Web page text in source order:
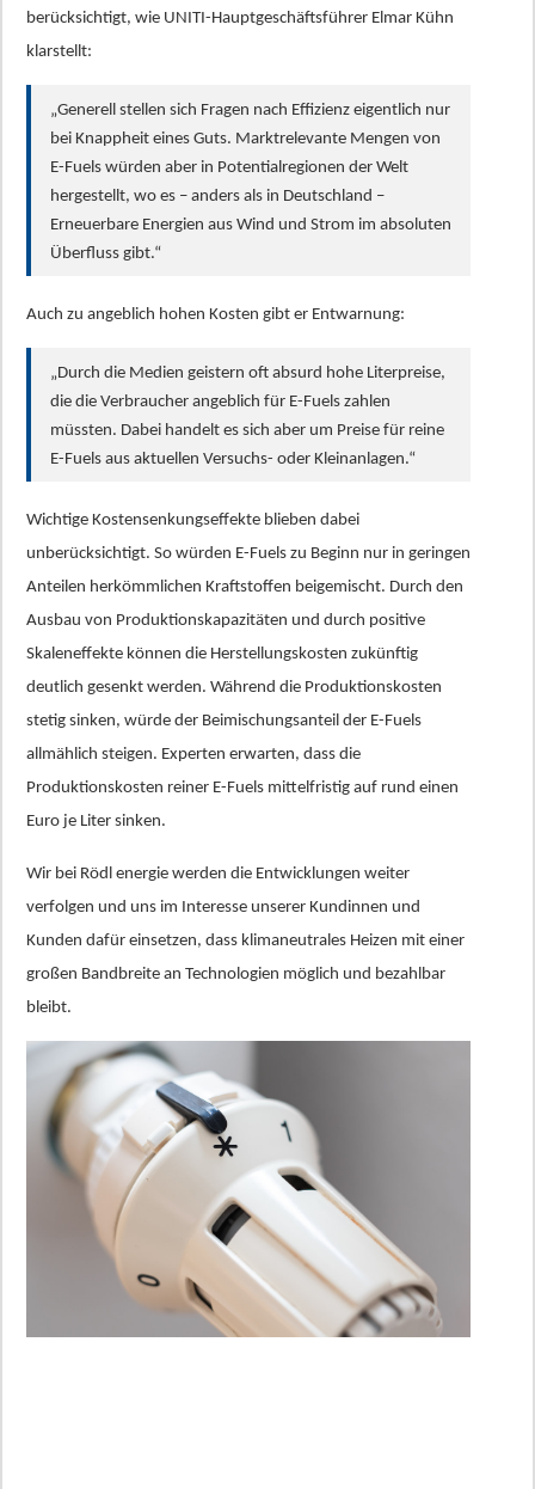
berücksichtigt, wie UNITI-Hauptgeschäftsführer Elmar Kühn
klarstellt:
„Generell stellen sich Fragen nach Effizienz eigentlich nur
bei Knappheit eines Guts. Marktrelevante Mengen von
E-Fuels würden aber in Potentialregionen der Welt
hergestellt, wo es – anders als in Deutschland –
Erneuerbare Energien aus Wind und Strom im absoluten
Überfluss gibt.“
Auch zu angeblich hohen Kosten gibt er Entwarnung:
„Durch die Medien geistern oft absurd hohe Literpreise,
die die Verbraucher angeblich für E-Fuels zahlen
müssten. Dabei handelt es sich aber um Preise für reine
E-Fuels aus aktuellen Versuchs- oder Kleinanlagen.“
Wichtige Kostensenkungseffekte blieben dabei
unberücksichtigt. So würden E-Fuels zu Beginn nur in geringen
Anteilen herkömmlichen Kraftstoffen beigemischt. Durch den
Ausbau von Produktionskapazitäten und durch positive
Skaleneffekte können die Herstellungskosten zukünftig
deutlich gesenkt werden. Während die Produktionskosten
stetig sinken, würde der Beimischungsanteil der E-Fuels
allmählich steigen. Experten erwarten, dass die
Produktionskosten reiner E-Fuels mittelfristig auf rund einen
Euro je Liter sinken.
Wir bei Rödl energie werden die Entwicklungen weiter
verfolgen und uns im Interesse unserer Kundinnen und
Kunden dafür einsetzen, dass klimaneutrales Heizen mit einer
großen Bandbreite an Technologien möglich und bezahlbar
bleibt.